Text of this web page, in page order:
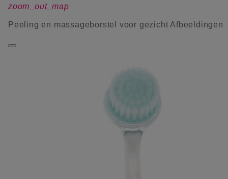
zoom_out_map
Peeling en massageborstel voor gezicht Afbeeldingen